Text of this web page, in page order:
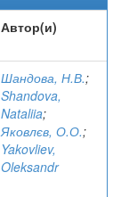
Автор(и)
Шандова, Н.В.;
Shandova,
Nataliia;
Яковлєв, О.О.;
Yakovliev,
Oleksandr